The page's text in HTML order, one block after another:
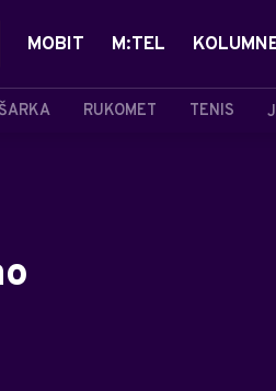
RUKOMET TENIS
MOBIT M:TEL